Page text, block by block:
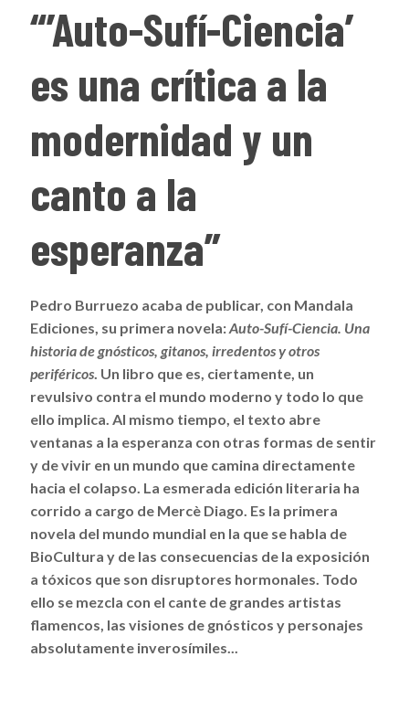
“’Auto-Sufí-Ciencia’
es una crítica a la
modernidad y un
canto a la
esperanza”
Pedro Burruezo acaba de publicar, con Mandala
Ediciones, su primera novela:Auto-Sufí-Ciencia. Una
historia de gnósticos, gitanos, irredentos y otros
periféricos. Un libro que es, ciertamente, un
revulsivo contra el mundo moderno y todo lo que
ello implica. Al mismo tiempo, el texto abre
ventanas a la esperanza con otras formas de sentir
y de vivir en un mundo que camina directamente
hacia el colapso. La esmerada edición literaria ha
corrido a cargo de Mercè Diago. Es la primera
novela del mundo mundial en la que se habla de
BioCultura y de las consecuencias de la exposición
a tóxicos que son disruptores hormonales. Todo
ello se mezcla con el cante de grandes artistas
flamencos, las visiones de gnósticos y personajes
absolutamente inverosímiles...